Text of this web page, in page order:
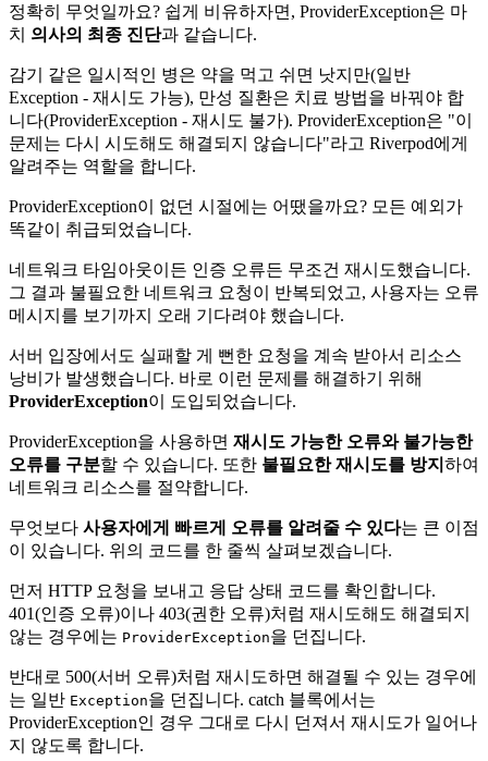
정확히 무엇일까요? 쉽게 비유하자면, ProviderException은 마
치 의사의 최종 진단과 같습니다.
감기 같은 일시적인 병은 약을 먹고 쉬면 낫지만(일반
Exception - 재시도 가능), 만성 질환은 치료 방법을 바꿔야 합
니다(ProviderException - 재시도 불가). ProviderException은 "이
문제는 다시 시도해도 해결되지 않습니다"라고 Riverpod에게
알려주는 역할을 합니다.
ProviderException이 없던 시절에는 어땠을까요? 모든 예외가
똑같이 취급되었습니다.
네트워크 타임아웃이든 인증 오류든 무조건 재시도했습니다.
그 결과 불필요한 네트워크 요청이 반복되었고, 사용자는 오류
메시지를 보기까지 오래 기다려야 했습니다.
서버 입장에서도 실패할 게 뻔한 요청을 계속 받아서 리소스
낭비가 발생했습니다. 바로 이런 문제를 해결하기 위해
ProviderException이 도입되었습니다.
ProviderException을 사용하면 재시도 가능한 오류와 불가능한
오류를 구분할 수 있습니다. 또한 불필요한 재시도를 방지 하여
네트워크 리소스를 절약합니다.
무엇보다 사용자에게 빠르게 오류를 알려줄 수 있다는 큰 이점
이 있습니다. 위의 코드를 한 줄씩 살펴보겠습니다.
먼저 HTTP 요청을 보내고 응답 상태 코드를 확인합니다.
401(인증 오류)이나 403(권한 오류)처럼 재시도해도 해결되지
않는 경우에는 ProviderException을 던집니다.
반대로 500(서버 오류)처럼 재시도하면 해결될 수 있는 경우에
는 일반 Exception을 던집니다. catch 블록에서는
ProviderException인 경우 그대로 다시 던져서 재시도가 일어나
지 않도록 합니다.